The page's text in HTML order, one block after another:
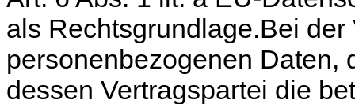
als Rechtsgrundlage.Bei der
personenbezogenen Daten,
dessen Vertragspartei die